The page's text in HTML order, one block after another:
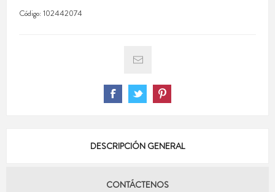
Código:102442074
DESCRIPCIÓN GENERAL
CONTÁCTENOS